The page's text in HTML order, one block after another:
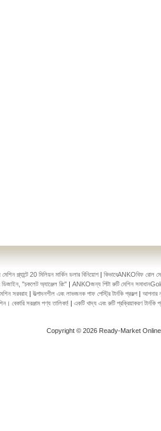
প্ল্যান্টে 20 মিলিয়ন মার্কিন ডলার বিনিয়োগ |কিভাবেANKOবিফ রোল
ডিজাইন, "চকলেট অ্যাঞ্জেল রিং" |ANKOজন্য পিটা রুটি মেশিন
সরবরাহ |উত্পাদনশীল এবং লাভজনক পাফ পেস্ট্রি টার্নকি প্রকল্প|আপনার
বেকারি সরঞ্জাম পণ্য তালিকা! | একটি খাদ্য এবং রুটি প্রক্রিয়াকরণ
Copyright © 2026 Ready-Market